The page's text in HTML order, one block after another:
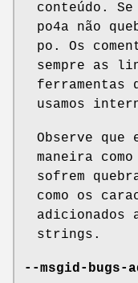
conteúdo.
po4a não
po. Os
sempre as
ferramentas
usamos
Observe que
maneira
sofrem
como os
adicionados
strings.
--msgid-bugs-